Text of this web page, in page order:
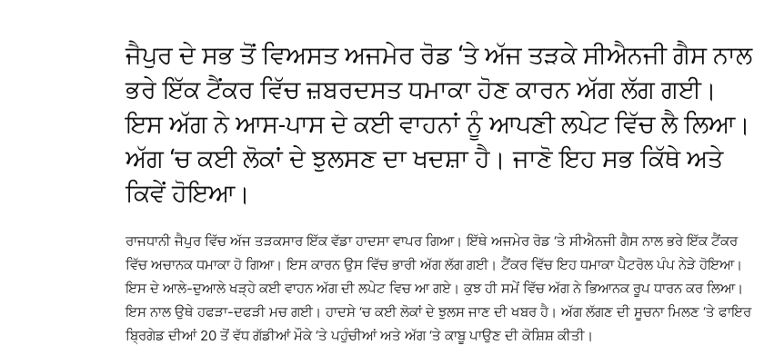
ਜੈਪੁਰ ਦੇ ਸਭ ਤੋਂ ਵਿਅਸਤ ਅਜਮੇਰ ਰੋਡ ‘ਤੇ ਅੱਜ ਤੜਕੇ ਸੀਐਨਜੀ ਗੈਸ ਨਾਲ
ਭਰੇ ਇੱਕ ਟੈਂਕਰ ਵਿੱਚ ਜ਼ਬਰਦਸਤ ਧਮਾਕਾ ਹੋਣ ਕਾਰਨ ਅੱਗ ਲੱਗ ਗਈ।
ਇਸ ਅੱਗ ਨੇ ਆਸ-ਪਾਸ ਦੇ ਕਈ ਵਾਹਨਾਂ ਨੂੰ ਆਪਣੀ ਲਪੇਟ ਵਿੱਚ ਲੈ ਲਿਆ।
ਅੱਗ ‘ਚ ਕਈ ਲੋਕਾਂ ਦੇ ਝੁਲਸਣ ਦਾ ਖਦਸ਼ਾ ਹੈ। ਜਾਣੋ ਇਹ ਸਭ ਕਿੱਥੇ ਅਤੇ
ਕਿਵੇਂ ਹੋਇਆ।
ਰਾਜਧਾਨੀ ਜੈਪੁਰ ਵਿੱਚ ਅੱਜ ਤੜਕਸਾਰ ਇੱਕ ਵੱਡਾ ਹਾਦਸਾ ਵਾਪਰ ਗਿਆ। ਇੱਥੇ ਅਜਮੇਰ ਰੋਡ ‘ਤੇ ਸੀਐਨਜੀ ਗੈਸ ਨਾਲ ਭਰੇ ਇੱਕ ਟੈਂਕਰ
ਵਿੱਚ ਅਚਾਨਕ ਧਮਾਕਾ ਹੋ ਗਿਆ। ਇਸ ਕਾਰਨ ਉਸ ਵਿੱਚ ਭਾਰੀ ਅੱਗ ਲੱਗ ਗਈ। ਟੈਂਕਰ ਵਿੱਚ ਇਹ ਧਮਾਕਾ ਪੈਟਰੋਲ ਪੰਪ ਨੇੜੇ ਹੋਇਆ।
ਇਸ ਦੇ ਆਲੇ-ਦੁਆਲੇ ਖੜ੍ਹੇ ਕਈ ਵਾਹਨ ਅੱਗ ਦੀ ਲਪੇਟ ਵਿਚ ਆ ਗਏ। ਕੁਝ ਹੀ ਸਮੇਂ ਵਿੱਚ ਅੱਗ ਨੇ ਭਿਆਨਕ ਰੂਪ ਧਾਰਨ ਕਰ ਲਿਆ।
ਇਸ ਨਾਲ ਉਥੇ ਹਫੜਾ-ਦਫੜੀ ਮਚ ਗਈ। ਹਾਦਸੇ ‘ਚ ਕਈ ਲੋਕਾਂ ਦੇ ਝੁਲਸ ਜਾਣ ਦੀ ਖਬਰ ਹੈ। ਅੱਗ ਲੱਗਣ ਦੀ ਸੂਚਨਾ ਮਿਲਣ ‘ਤੇ ਫਾਇਰ
ਬ੍ਰਿਗੇਡ ਦੀਆਂ 20 ਤੋਂ ਵੱਧ ਗੱਡੀਆਂ ਮੌਕੇ ‘ਤੇ ਪਹੁੰਚੀਆਂ ਅਤੇ ਅੱਗ ‘ਤੇ ਕਾਬੂ ਪਾਉਣ ਦੀ ਕੋਸ਼ਿਸ਼ ਕੀਤੀ।